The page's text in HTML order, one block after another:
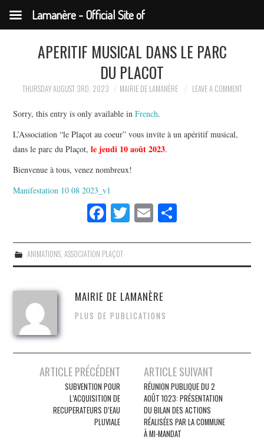
APERITIF MUSICAL DANS LE PARC
DU PLACOT
THURSDAY AUGUST 3RD, 2023 MAIRIE DE LAMANÈRE LEAVE A COMMENT
Sorry, this entry is only available inFrench.
L’Association “le Plaçot au coeur” vous invite à un apéritif musical,
dans le parc du Plaçot,le jeudi 10 août 2023.
Bienvenue à tous, venez nombreux!
Manifestation 10 08 2023_v1
Fa
ce
bo
ok
T
wi
tte
r
E
m
ailre
ANIMATIONS, ASSOCIATION PLAÇOT
MAIRIE DE LAMANÈRE
PLUS DE PUBLICATIONS
navigation
ARTICLE PRÉCÉDENT
SUBVENTION POUR
L’ACQUISITION DE
RECUPERATEURS D’EAU
PLUVIALE
ARTICLE SUIVANT
RÉUNION PUBLIQUE DU 2
AOÛT 1023: PRÉSENTATION
DU BILAN DES ACTIONS
RÉALISÉES PAR LA COMMUNE
À MI-MANDAT
Lamanère - Official Site of
the Municipality